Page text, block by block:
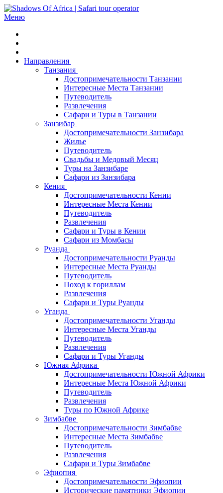
Меню
Направления
Танзания
Достопримечательности Танзании
Интересные Места Танзании
Путеводитель
Развлечения
Сафари и Туры в Танзании
Занзибар
Достопримечательности Занзибара
Жилье
Путеводитель
Свадьбы и Медовый Месяц
Туры на Занзибаре
Сафари из Занзибара
Кения
Достопримечательности Кении
Интересные Места Кении
Путеводитель
Развлечения
Сафари и Туры в Кении
Сафари из Момбасы
Руанда
Достопримечательности Руанды
Интересные Места Руанды
Путеводитель
Поход к гориллам
Развлечения
Сафари и Туры Руанды
Уганда
Достопримечательности Уганды
Интересные Места Уганды
Путеводитель
Развлечения
Сафари и Туры Уганды
Южная Африка
Достопримечательности Южной Африки
Интересные Места Южной Африки
Путеводитель
Развлечения
Туры по Южной Африке
Зимбабве
Достопримечательности Зимбабве
Интересные Места Зимбабве
Путеводитель
Развлечения
Сафари и Туры Зимбабве
Эфиопия
Достопримечательности Эфиопии
Исторические памятники Эфиопии